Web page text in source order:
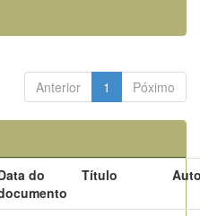
Anterior 1 Póximo
do
Título